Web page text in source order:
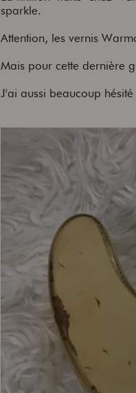
sparkle.
Attention, les vernis
Mais pour cette dernière
J'ai aussi beaucoup